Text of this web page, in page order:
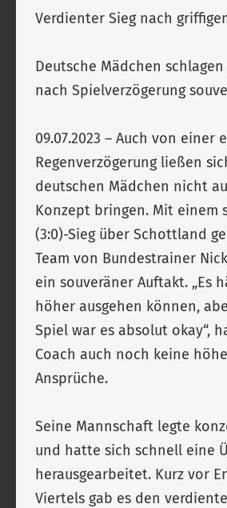
Verdienter Sieg nach
Deutsche Mädchen
nach Spielverzögerung
09.07.2023 – Auch von einer
Regenverzögerung ließen
deutschen Mädchen nicht
Konzept bringen. Mit einem
(3:0)-Sieg über Schottland
Team von Bundestrainer
ein souveräner Auftakt. „Es
höher ausgehen können,
Spiel war es absolut okay“,
Coach auch noch keine
Ansprüche.
Seine Mannschaft legte
und hatte sich schnell eine
herausgearbeitet. Kurz vor
Viertels gab es den